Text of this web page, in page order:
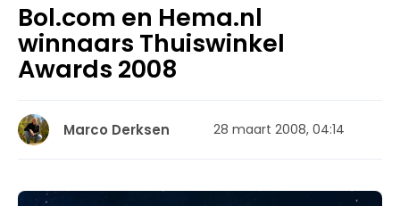
Bol.com en Hema.nl
winnaars Thuiswinkel
Awards 2008
Marco Derksen 28 maart 2008, 04:14